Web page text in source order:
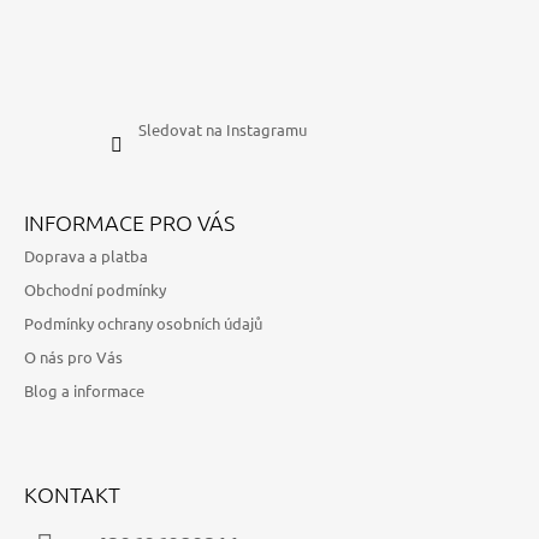
Sledovat na Instagramu
INFORMACE PRO VÁS
Doprava a platba
Obchodní podmínky
Podmínky ochrany osobních údajů
O nás pro Vás
Blog a informace
KONTAKT